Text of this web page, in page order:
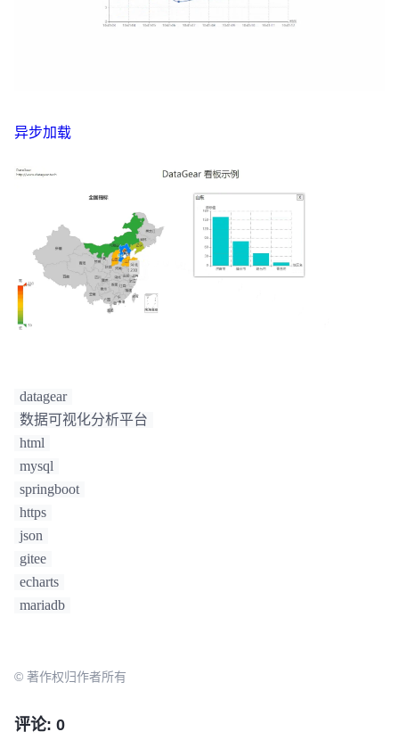
异步加载
datagear
数据可视化分析平台
html
mysql
springboot
https
json
gitee
echarts
mariadb
© 著作权归作者所有
评论: 0